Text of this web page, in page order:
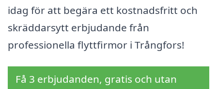
idag för att begära ett kostnadsfritt och
skräddarsytt erbjudande från
professionella flyttfirmor i Trångfors!
Få 3 erbjudanden, gratis och utan